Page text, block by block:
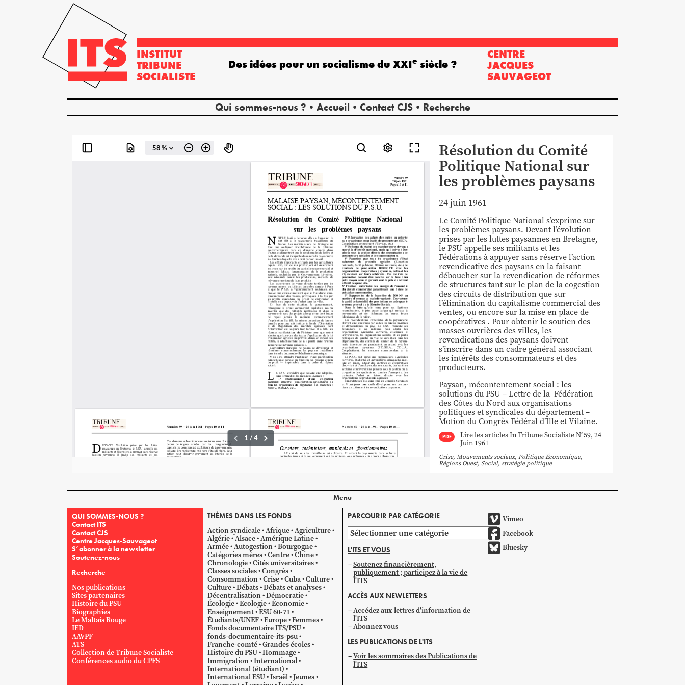
INSTITUT
TRIBUNE
SOCIALISTE
CENTRE
JACQUES
SAUVAGEOT
Qui sommes-nous ? Accueil Contact CJS Recherche
Des idées pour un socialisme du XXIe siècle ?
Résolution du Comité
Politique National sur
les problèmes paysans
24 juin 1961
Le Comité Politique National s’exprime sur
les problèmes paysans. Devant l’évolution
prises par les luttes paysannes en Bretagne,
le PSU appelle ses militants et les
Fédérations à appuyer sans réserve l’action
revendicative des paysans en la faisant
déboucher sur la revendication de réformes
de structures tant sur le plan de la cogestion
des circuits de distribution que sur
l’élimination du capitalisme commercial des
ventes, ou encore sur la mise en place de
coopératives . Pour obtenir le soutien des
masses ouvrières des villes, les
revendications des paysans doivent
s’inscrire dans un cadre général associant
les intérêts des consommateurs et des
producteurs.
Paysan, mécontentement social : les
solutions du PSU – Lettre de la Fédération
des Côtes du Nord aux organisations
politiques et syndicales du département –
Motion du Congrès Fédéral d’Ille et Vilaine.
PDF
Lire les articles In Tribune Socialiste N°59, 24
Juin 1961
Crise, Mouvements sociaux, Politique Économique,
Régions Ouest, Social, stratégie politique
Menu
QUI SOMMES-NOUS ?
Contact ITS
Contact CJS
Centre Jacques-Sauvageot
S’abonner à la newsletter
Soutenez-nous
Recherche
Nos publications
Sites partenaires
Histoire du PSU
Biographies
Le Maltais Rouge
IED
AAVPF
ATS
Collection de Tribune Socialiste
Conférences audio du CPFS
THÈMES DANS LES FONDS
Action syndicale Afrique Agriculture
Algérie Alsace Amérique Latine
Armée Autogestion Bourgogne
Catégories mères Centre Chine
Chronologie Cités universitaires
Classes sociales Congrès
Consommation Crise Cuba Culture
Culture Débats Débats et analyses
Décentralisation Démocratie
Écologie Ecologie Économie
Enseignement ESU 60-71
Étudiants/UNEF Europe Femmes
Fonds documentaire ITS/PSU
fonds-documentaire-its-psu
Franche-comté Grandes écoles
Histoire du PSU Hommage
Immigration International
International (étudiant)
International ESU Israël Jeunes
PARCOURIR PAR CATÉGORIE
Parcourir
par
catégorie
L'ITS ET VOUS
Soutenez financièrement,
publiquement ; participez à la vie de
l'ITS
ACCÈS AUX NEWLETTERS
Accédez aux lettres d'information de
l'ITS
Abonnez vous
LES PUBLICATIONS DE L'ITS
Voir les sommaires des Publications de
l'ITS
Vimeo
Facebook
Bluesky